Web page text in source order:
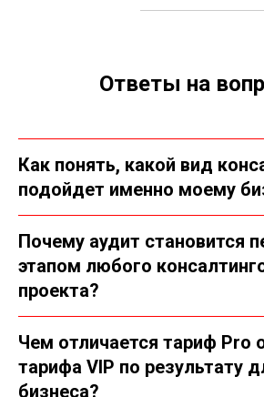
Ответы на
Как понять, какой вид
подойдет именно моему
Почему аудит становится
этапом любого
проекта?
Чем отличается тариф Pro
тарифа VIP по результату
бизнеса?